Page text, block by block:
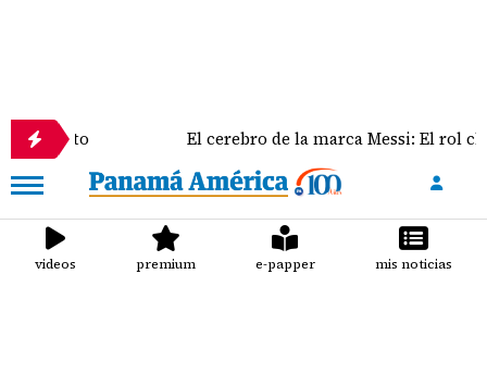
El cerebro de la marca Messi: El rol clave de Jorge
videos premium e-papper mis noticias